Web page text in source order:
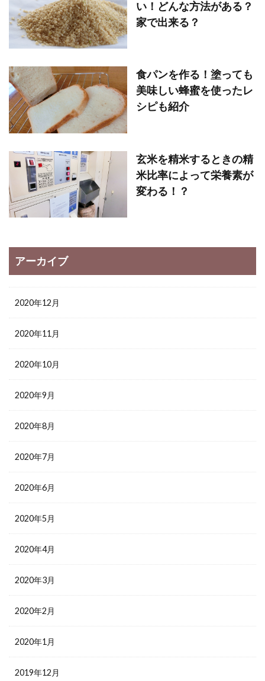
い！どんな方法がある？
家で出来る？
食パンを作る！塗っても
美味しい蜂蜜を使ったレ
シピも紹介
玄米を精米するときの精
米比率によって栄養素が
変わる！？
アーカイブ
2020年12月
2020年11月
2020年10月
2020年9月
2020年8月
2020年7月
2020年6月
2020年5月
2020年4月
2020年3月
2020年2月
2020年1月
2019年12月